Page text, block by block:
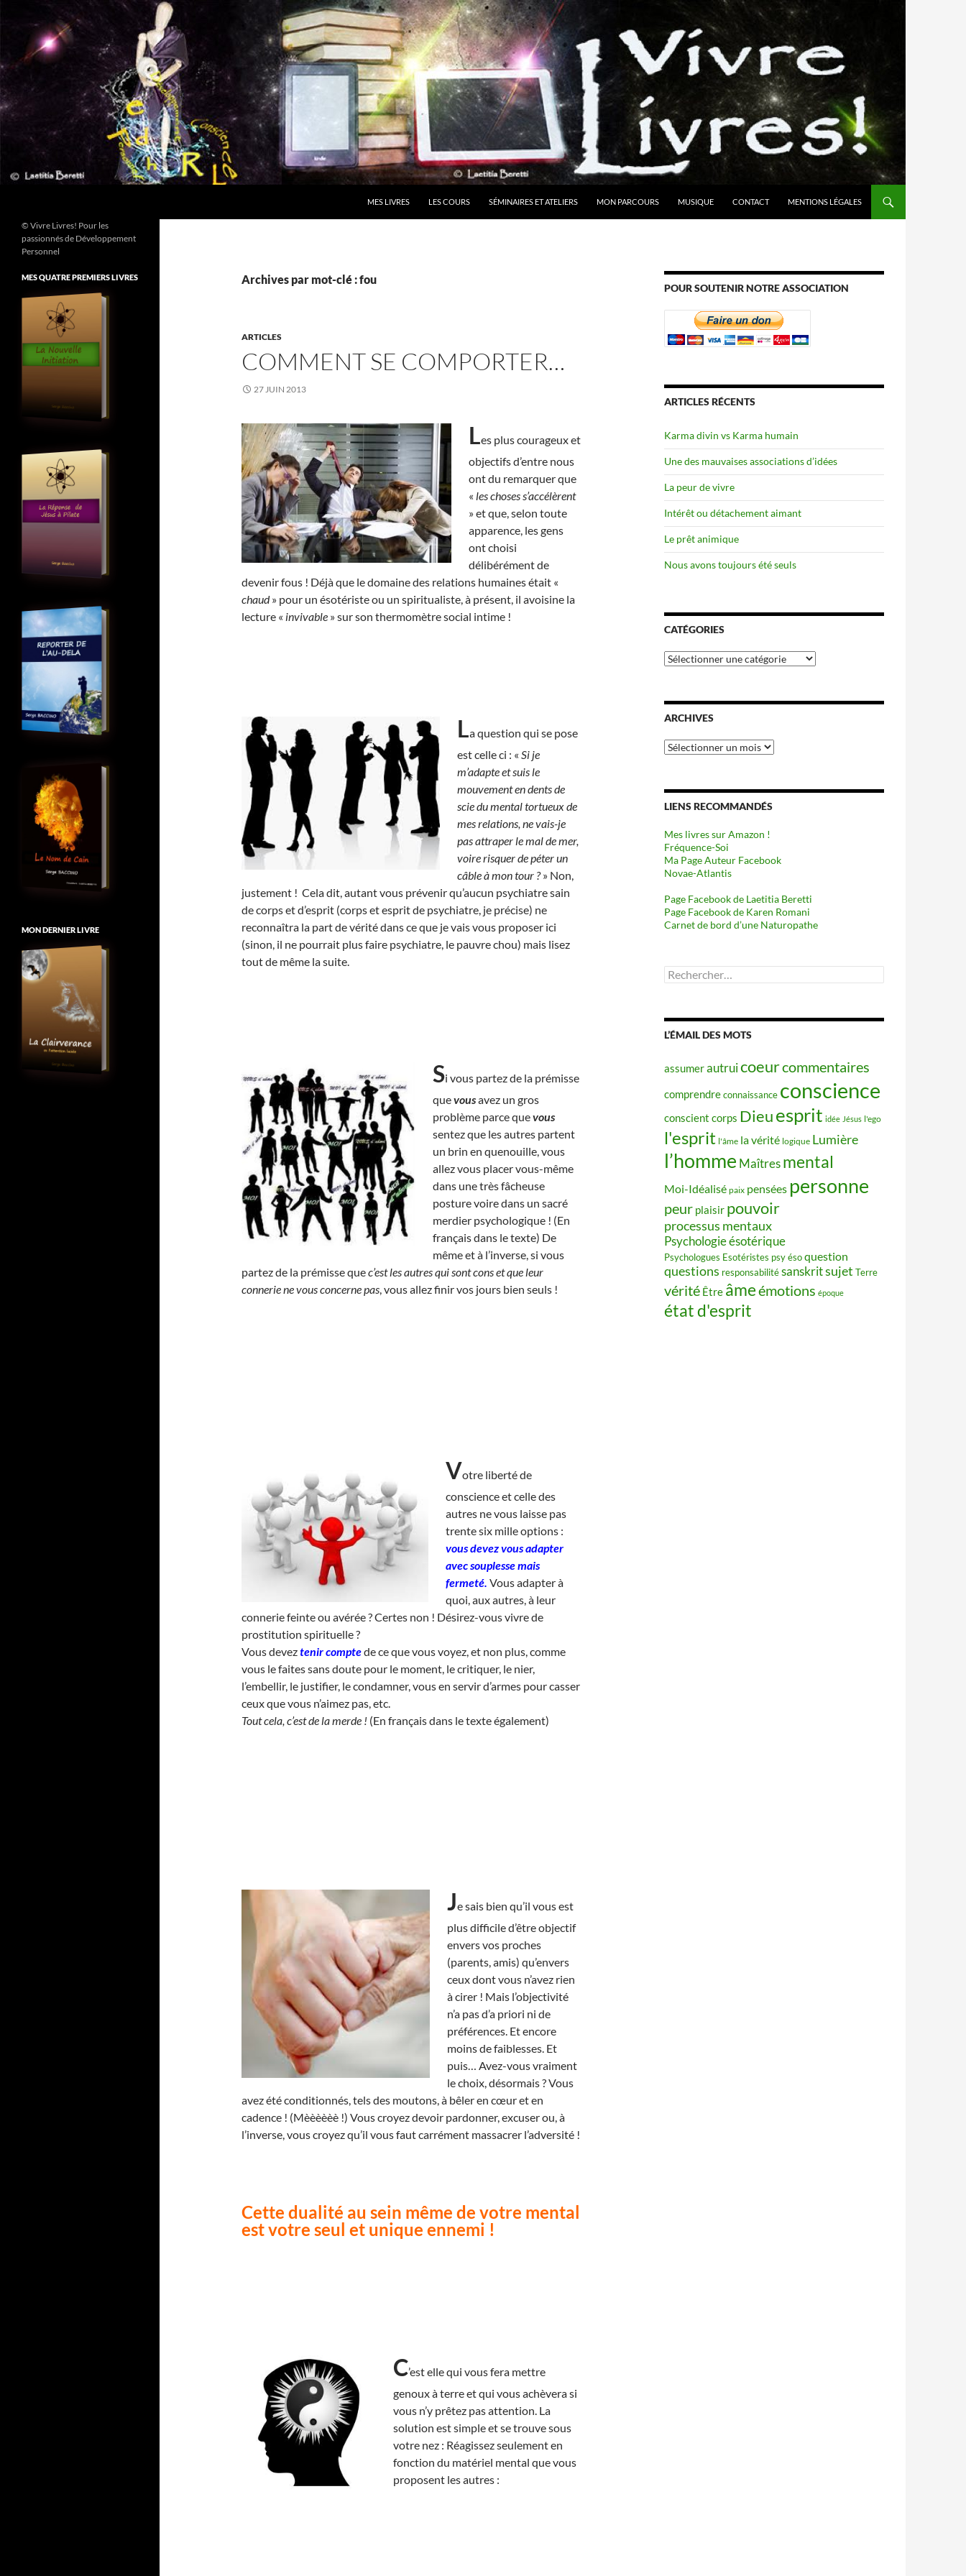
contenu
MES LIVRES LES COURS SÉMINAIRES ET ATELIERS MON PARCOURS MUSIQUE CONTACT MENTIONS LÉGALES
Archives par mot-clé : fou
ARTICLES
COMMENT SE COMPORTER…
27 JUIN 2013
Les plus courageux et
objectifs d’entre nous
ont du remarquer que
« les choses s’accélèrent
» et que, selon toute
apparence, les gens
ont choisi
délibérément de
devenir fous ! Déjà que le domaine des relations humaines était «
chaud» pour un ésotériste ou un spiritualiste, à présent, il avoisine la
lecture « invivable » sur son thermomètre social intime !
La question qui se pose
est celle ci : « Si je
m’adapte et suis le
mouvement en dents de
scie du mental tortueux de
mes relations, ne vais-je
pas attraper le mal de mer,
voire risquer de péter un
câble à mon tour ?» Non,
justement ! Cela dit, autant vous prévenir qu’aucun psychiatre sain
de corps et d’esprit (corps et esprit de psychiatre, je précise) ne
reconnaîtra la part de vérité dans ce que je vais vous proposer ici
(sinon, il ne pourrait plus faire psychiatre, le pauvre chou) mais lisez
tout de même la suite.
Si vous partez de la prémisse
quevousavez un gros
problème parce quevous
sentez que les autres partent
un brin en quenouille, vous
allez vous placer vous-même
dans une très fâcheuse
posture voire dans un sacré
merdier psychologique ! (En
français dans le texte) De
même et à l’inverse, si vous
partez de la prémisse quec’est les autres qui sont cons et que leur
connerie ne vous concerne pas, vous allez finir vos jours bien seuls !
Votre liberté de
conscience et celle des
autres ne vous laisse pas
trente six mille options :
vous devez vous adapter
avec souplesse mais
fermeté. Vous adapter à
quoi, aux autres, à leur
connerie feinte ou avérée ? Certes non ! Désirez-vous vivre de
prostitution spirituelle ?
Vous deveztenir comptede ce que vous voyez, et non plus, comme
vous le faites sans doute pour le moment, le critiquer, le nier,
l’embellir, le justifier, le condamner, vous en servir d’armes pour casser
ceux que vous n’aimez pas, etc.
Tout cela, c’est de la merde ! (En français dans le texte également)
Je sais bien qu’il vous est
plus difficile d’être objectif
envers vos proches
(parents, amis) qu’envers
ceux dont vous n’avez rien
à cirer ! Mais l’objectivité
n’a pas d’a priori ni de
préférences. Et encore
moins de faiblesses. Et
puis… Avez-vous vraiment
le choix, désormais ? Vous
avez été conditionnés, tels des moutons, à bêler en cœur et en
cadence ! (Mèèèèèè !) Vous croyez devoir pardonner, excuser ou, à
l’inverse, vous croyez qu’il vous faut carrément massacrer l’adversité !
Cette dualité au sein même de votre mental
est votre seul et unique ennemi !
C’est elle qui vous fera mettre
genoux à terre et qui vous achèvera si
vous n’y prêtez pas attention. La
solution est simple et se trouve sous
votre nez : Réagissez seulement en
fonction du matériel mental que vous
proposent les autres :
POUR SOUTENIR NOTRE ASSOCIATION
ARTICLES RÉCENTS
Karma divin vs Karma humain
Une des mauvaises associations d’idées
La peur de vivre
Intérêt ou détachement aimant
Le prêt animique
Nous avons toujours été seuls
CATÉGORIES
Catégories
ARCHIVES
Archives
LIENS RECOMMANDÉS
Mes livres sur Amazon !
Fréquence-Soi
Ma Page Auteur Facebook
Novae-Atlantis
Page Facebook de Laetitia Beretti
Page Facebook de Karen Romani
Carnet de bord d’une Naturopathe
Rechercher :
L’ÉMAIL DES MOTS
assumerautruicoeurcommentaires
comprendreconnaissance conscience
conscient corps Dieuesprit idée Jésus l'ego
l'esprit l'âme la vérité logique Lumière
l’homme Maîtres mental
Moi-Idéalisé paix pensées personne
peur plaisir pouvoir
processus mentaux
Psychologie ésotérique
Psychologues Esotéristes psy ésoquestion
questions responsabilitésanskritsujet Terre
vérité Être âmeémotions époque
état d'esprit
© Vivre Livres! Pour les
passionnés de Développement
Personnel
MES QUATRE PREMIERS LIVRES
MON DERNIER LIVRE